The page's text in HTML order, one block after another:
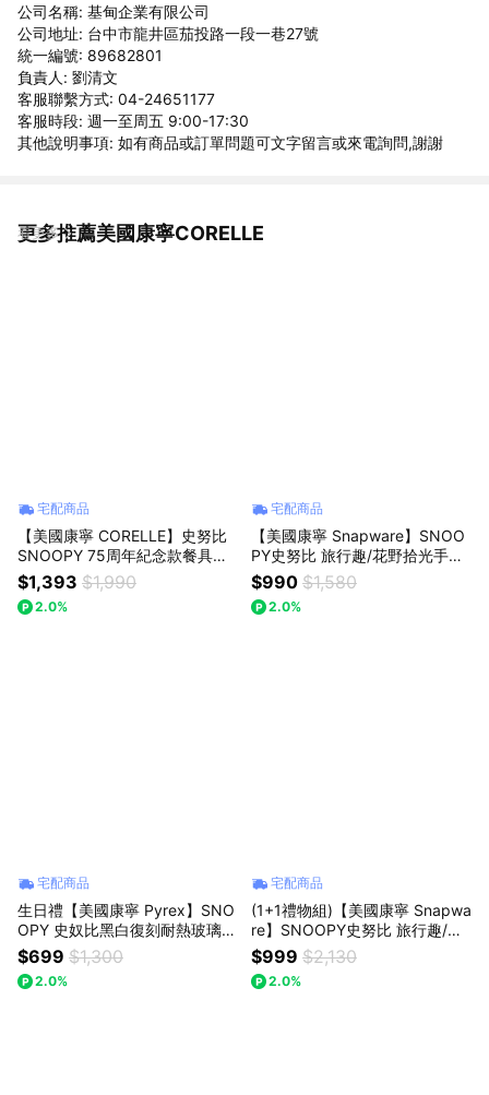
公司名稱: 基甸企業有限公司
公司地址: 台中市龍井區茄投路一段一巷27號
統一編號: 89682801
負責人: 劉清文
客服聯繫方式: 04-24651177
客服時段: 週一至周五 9:00-17:30
其他說明事項: 如有商品或訂單問題可文字留言或來電詢問,謝謝
更多推薦美國康寧CORELLE
看更多
宅配商品
【美國康寧 CORELLE】史努比
SNOOPY 75周年紀念款餐具三
入組
$1,393 $1,990
2.0%
宅配商品
【美國康寧 Snapware】SNOO
PY史努比 旅行趣/花野拾光手提
鋅陶瓷保溫杯720ml
$990 $1,580
2.0%
宅配商品
生日禮【美國康寧 Pyrex】SNO
OPY 史奴比黑白復刻耐熱玻璃對
杯禮盒
$699 $1,300
2.0%
宅配商品
(1+1禮物組)【美國康寧 Snapwa
re】SNOOPY史努比 旅行趣/花
野拾光手提運動瓶600ml-贈保溫
袋
$999 $2,130
2.0%